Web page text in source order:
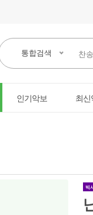
통합검색
인기악보 최
빅